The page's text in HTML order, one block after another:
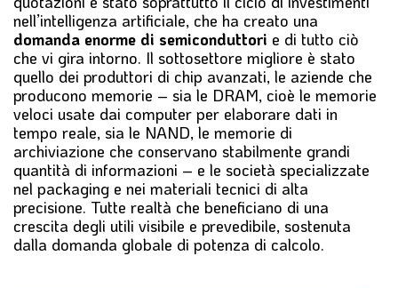
nell’intelligenza artificiale, che ha creato una
domanda enorme di semiconduttori e di tutto ciò
che vi gira intorno. Il sottosettore migliore è stato
quello dei produttori di chip avanzati, le aziende che
producono memorie – sia le DRAM, cioè le memorie
veloci usate dai computer per elaborare dati in
tempo reale, sia le NAND, le memorie di
archiviazione che conservano stabilmente grandi
quantità di informazioni – e le società specializzate
nel packaging e nei materiali tecnici di alta
precisione. Tutte realtà che beneficiano di una
crescita degli utili visibile e prevedibile, sostenuta
dalla domanda globale di potenza di calcolo.